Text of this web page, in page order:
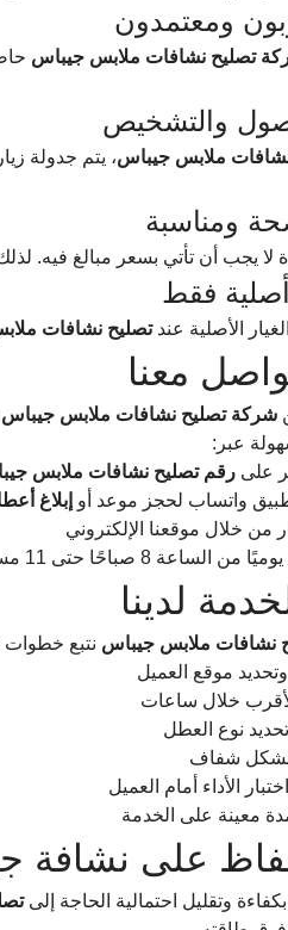
تصليح نشافات ملابس جيباس
نشافات ملابس جيباس، يتم جدولة
لا يجب أن تأتي بسعر مبالغ فيه.
الأصلية عند تصليح نشافات
معنا
شركة تصليح نشافات ملابس جيباس
عبر:
على رقم تصليح نشافات ملابس
واتساب لحجز موعد أو إبلاغ
من خلال موقعنا الإلكتروني
8 صباحًا حتى 11 مساءً.
لدينا
نشافات ملابس جيباس نتبع
وتحديد موقع العميل
خلال ساعات
نوع العطل
بشكل شفاف
الأداء أمام العميل
معينة على الخدمة
على نشافة
وتقليل احتمالية الحاجة إلى